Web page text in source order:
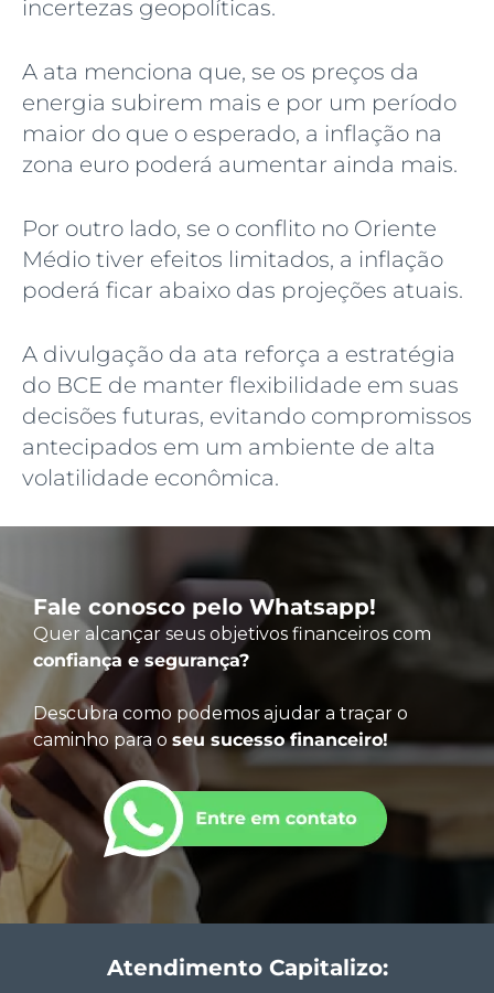
incertezas geopolíticas.
A ata menciona que, se os preços da
energia subirem mais e por um período
maior do que o esperado, a inflação na
zona euro poderá aumentar ainda mais.
Por outro lado, se o conflito no Oriente
Médio tiver efeitos limitados, a inflação
poderá ficar abaixo das projeções atuais.
A divulgação da ata reforça a estratégia
do BCE de manter flexibilidade em suas
decisões futuras, evitando compromissos
antecipados em um ambiente de alta
volatilidade econômica.
Fale conosco pelo Whatsapp!
Quer alcançar seus objetivos financeiros com
confiança e segurança?
Descubra como podemos ajudar a traçar o
caminho para o seu sucesso financeiro!
Atendimento Capitalizo: